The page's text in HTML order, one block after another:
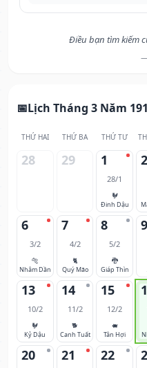
Điều bạn tìm kiếm
Lịch Tháng 3 Năm
THỨ HAI THỨ BA THỨ TƯ
28 29 1
28/1
🐓
Đinh Dậu
2
6
3/2
🐅
Nhâm Dần
7
4/2
🐈
Quý Mão
8
5/2
🐉
Giáp Thìn
9
13
10/2
🐓
Kỷ Dậu
14
11/2
🐕
Canh Tuất
15
12/2
🐖
Tân Hợi
20 21 22